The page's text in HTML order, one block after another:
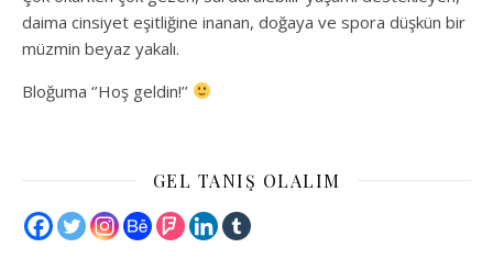
daima cinsiyet eşitliğine inanan, doğaya ve spora düşkün bir
müzmin beyaz yakalı.
Bloğuma ‘’Hoş geldin!’’
GEL TANIŞ OLALIM